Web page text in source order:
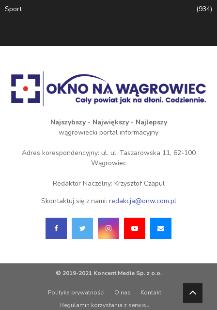
Sport
(934)
Najszybszy - Największy - Najlepszy
wągrowiecki portal informacyjny
Adres korespondencyjny: ul. ul. Taszarowska 11, 62-100
Wągrowiec
Redaktor Naczelny: Krzysztof Czapul
Skontaktuj się z nami: redakcja@onw.com.pl
© 2019-2021 Koncent Media Sp. z o.o.
Polityka prywatności O nas
Kontakt
Regulamin korzystania z serwisu